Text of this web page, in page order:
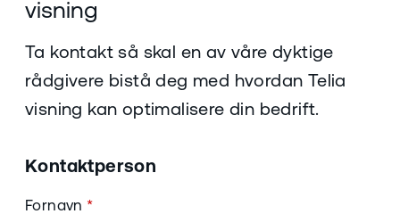
visning
Ta kontakt så skal en av våre dyktige
rådgivere bistå deg med hvordan Telia
visning kan optimalisere din bedrift.
Kontaktperson
Fornavn